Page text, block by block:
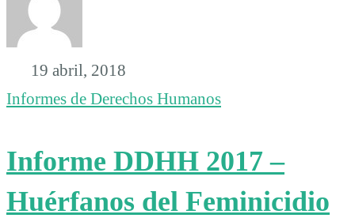
19 abril, 2018
Informes de Derechos Humanos
Informe DDHH 2017 –
Huérfanos del Feminicidio